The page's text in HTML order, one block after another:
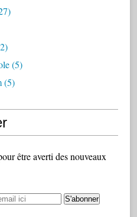
(5)
(5)
être averti des nouveaux